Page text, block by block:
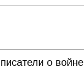
о войне